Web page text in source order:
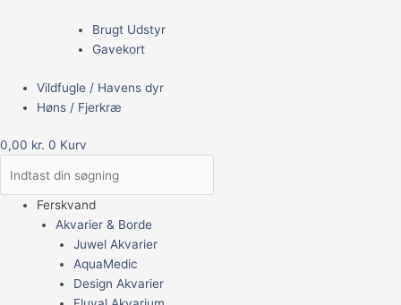
Brugt Udstyr
Gavekort
Vildfugle / Havens dyr
Høns / Fjerkræ
0,00 kr. 0 Kurv
Ferskvand
Akvarier & Borde
Juwel Akvarier
AquaMedic
Design Akvarier